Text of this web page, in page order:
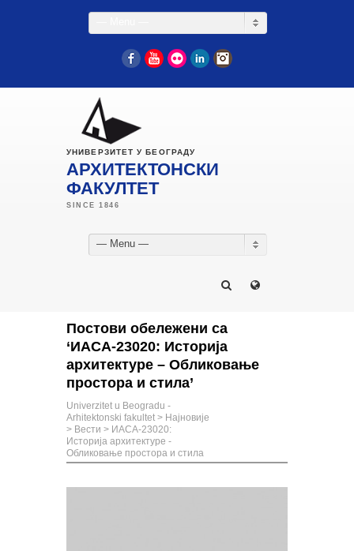
FacebookYouTube
Flickr LinkedIn
УНИВЕРЗИТЕТ У БЕОГРАДУ
АРХИТЕКТОНСКИ
ФАКУЛТЕТ
— Menu —
Постови обележени са
‘ИАСА-23020: Историја
архитектуре – Обликовање
простора и стила’
Univerzitet u Beogradu -
Arhitektonski fakultet > Најновије
> Вести > ИАСА-23020:
Историја архитектуре -
Обликовање простора и стила